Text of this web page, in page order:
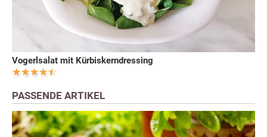
Vogerlsalat mit Kürbiskerndressing
PASSENDE ARTIKEL